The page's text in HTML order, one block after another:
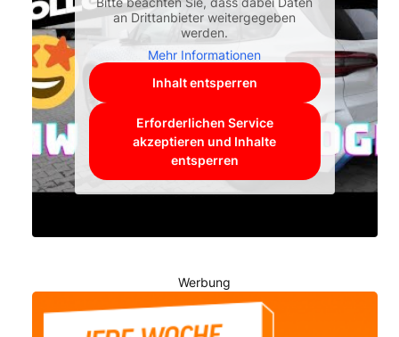
an Drittanbieter weitergegeben
werden.
Mehr Informationen
Inhalt entsperren
Erforderlichen Service
akzeptieren und Inhalte
entsperren
Werbung